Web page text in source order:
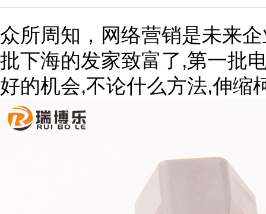
众所周知，网络营销是未来
批下海的发家致富了 ,第一批
好的机会,不论什么方法,伸缩